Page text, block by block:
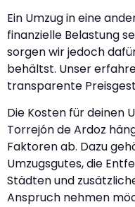
Ein Umzug in eine
finanzielle Belastung
sorgen wir jedoch
behältst. Unser
transparente
Die Kosten für deinen
Torrejón de Ardoz
Faktoren ab. Dazu
Umzugsgutes, die
Städten und
Anspruch nehmen